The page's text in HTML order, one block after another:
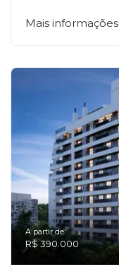
Mais informações
A partir de:
R$ 390.000